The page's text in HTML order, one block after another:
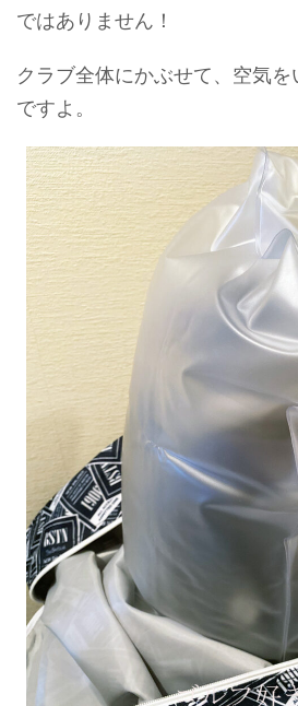
ではありません！
クラブ全体にかぶせて、空気
ですよ。